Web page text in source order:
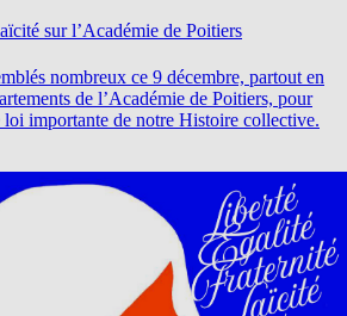
sur l’Académie de Poitiers
nombreux ce 9 décembre, partout en
de l’Académie de Poitiers, pour
loi importante de notre Histoire collective.